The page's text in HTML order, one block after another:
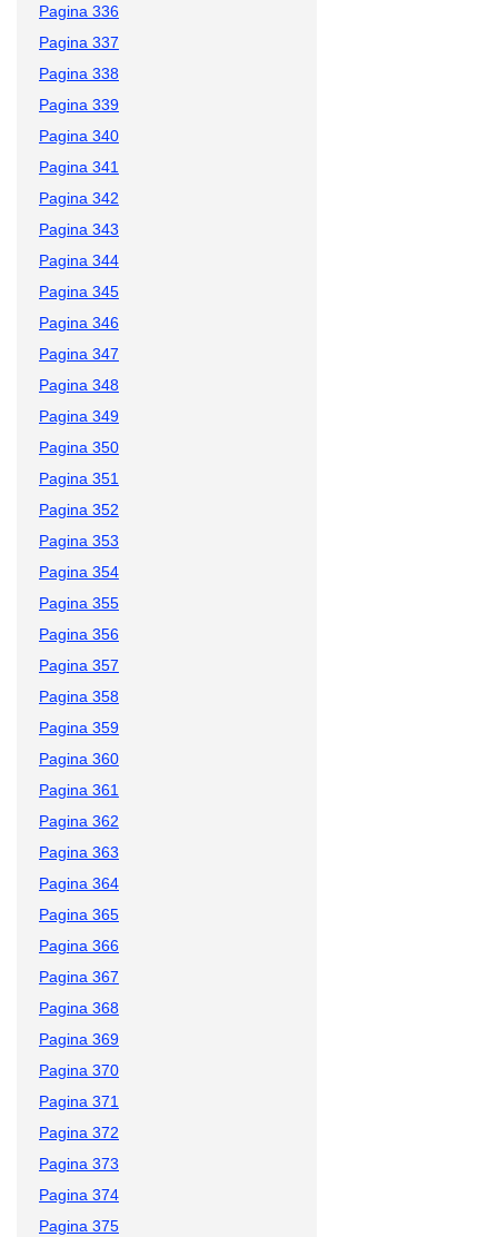
Pagina 336
Pagina 337
Pagina 338
Pagina 339
Pagina 340
Pagina 341
Pagina 342
Pagina 343
Pagina 344
Pagina 345
Pagina 346
Pagina 347
Pagina 348
Pagina 349
Pagina 350
Pagina 351
Pagina 352
Pagina 353
Pagina 354
Pagina 355
Pagina 356
Pagina 357
Pagina 358
Pagina 359
Pagina 360
Pagina 361
Pagina 362
Pagina 363
Pagina 364
Pagina 365
Pagina 366
Pagina 367
Pagina 368
Pagina 369
Pagina 370
Pagina 371
Pagina 372
Pagina 373
Pagina 374
Pagina 375